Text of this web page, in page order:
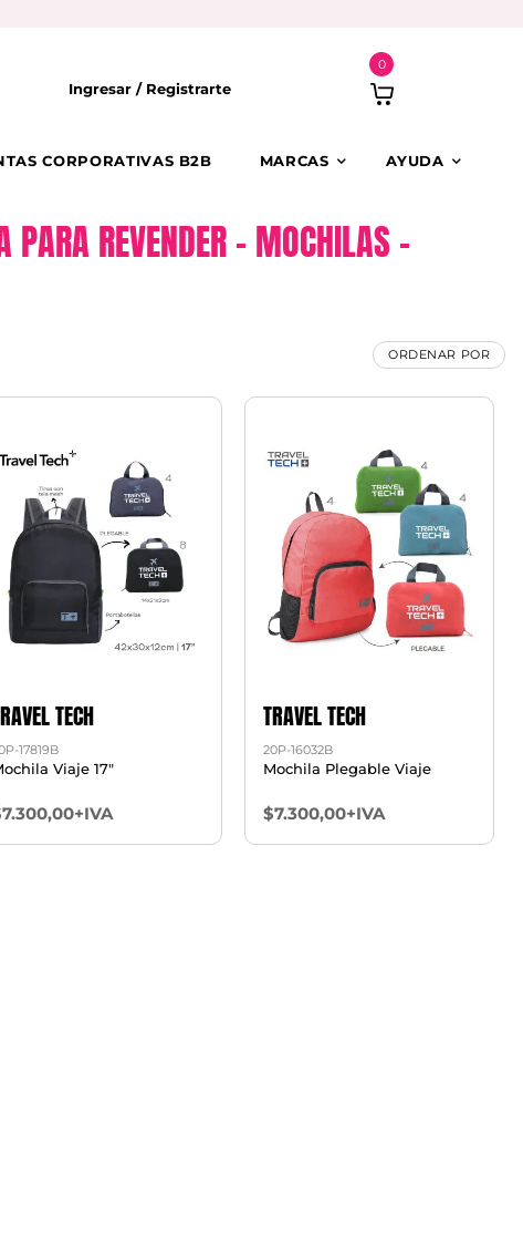
Ingresar / Registrarte
0
CORPORATIVAS B2B MARCAS AYUDA
REVENDER – MOCHILAS –
ORDENAR POR
TECH
17819B
Viaje 17"
TRAVEL TECH
20P-16032B
Mochila Plegable Viaje
$7.300,00+IVA